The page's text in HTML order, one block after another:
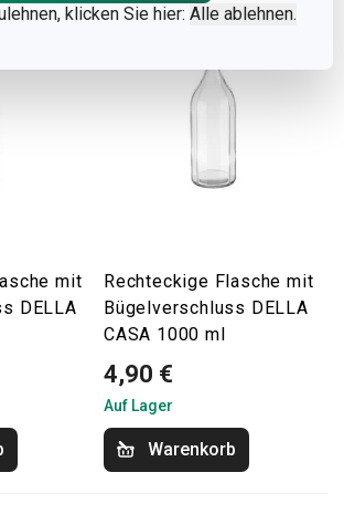
klicken Sie hier: Alle ablehnen.
mit
DELLA
Rechteckige Flasche mit
Bügelverschluss DELLA
CASA 1000 ml
4,90 €
Auf Lager
Warenkorb